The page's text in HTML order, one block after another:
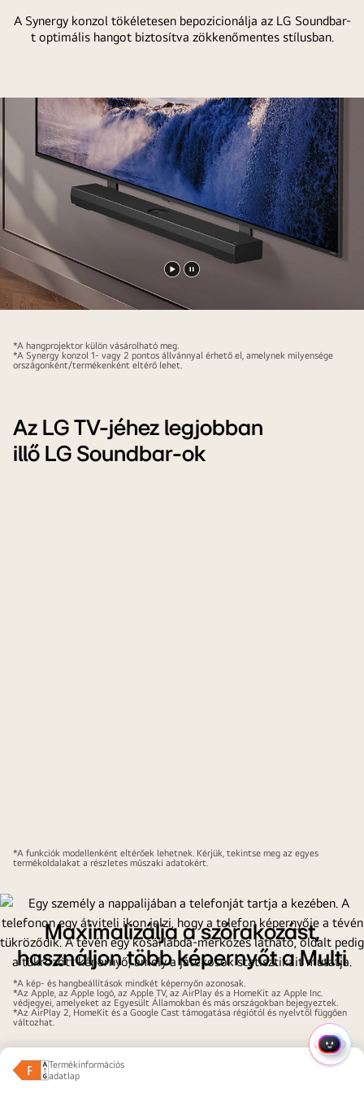
Termékinformációs
adatlap
A Synergy konzol tökéletesen bepozicionálja az LG Soundbar-
t optimális hangot biztosítva zökkenőmentes stílusban.
lejátszása
megállítása
*A hangprojektor külön vásárolható meg.
*A Synergy konzol 1- vagy 2 pontos állvánnyal érhető el, amelynek milyensége
országonként/termékenként eltérő lehet.
Az LG TV-jéhez legjobban
illő LG Soundbar-ok
*A funkciók modellenként eltérőek lehetnek. Kérjük, tekintse meg az egyes
termékoldalakat a részletes műszaki adatokért.
Maximalizálja a szórakozást,
használjon több képernyőt a Multi
View funkcióval
Hozza ki a legtöbbet a TV-ből a Multi View segítségével.
Tükrözze eszközeit a Google Cast és az AirPlay
alkalmazásával. Ossza a képernyőt két részre a
zökkenőmentes többképernyős szórakozás érdekében.
*A kép- és hangbeállítások mindkét képernyőn azonosak.
*Az Apple, az Apple logó, az Apple TV, az AirPlay és a HomeKit az Apple Inc.
védjegyei, amelyeket az Egyesült Államokban és más országokban bejegyeztek.
*Az AirPlay 2, HomeKit és a Google Cast támogatása régiótól és nyelvtől függően
változhat.